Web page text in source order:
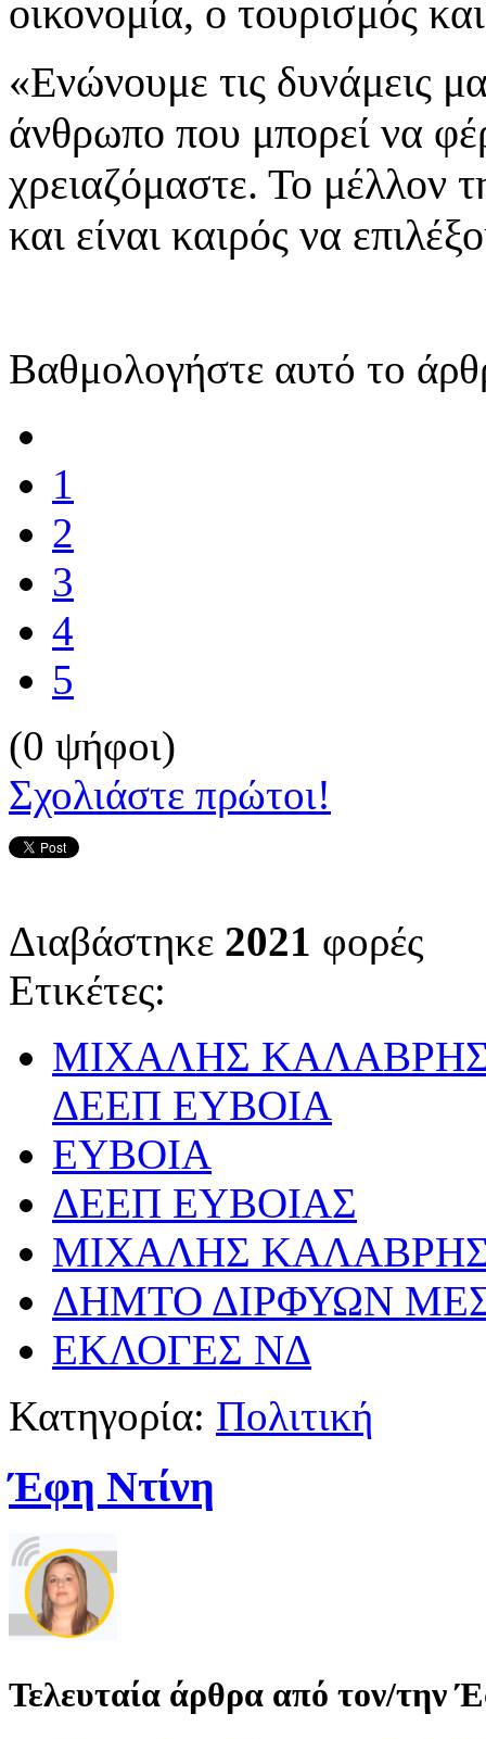
οικονομία, ο τουρισμός
«Ενώνουμε τις δυνάμεις
άνθρωπο που μπορεί να
χρειαζόμαστε. Το μέλλον
και είναι καιρός να
Βαθμολογήστε αυτό το
1
2
3
4
5
(0 ψήφοι)
Σχολιάστε πρώτοι!
Διαβάστηκε 2021 φορές
Ετικέτες:
ΜΙΧΑΛΗΣ
ΔΕΕΠ ΕΥΒΟΙΑ
ΕΥΒΟΙΑ
ΔΕΕΠ ΕΥΒΟΙΑΣ
ΜΙΧΑΛΗΣ
ΔΗΜΤΟ ΔΙΡΦΥΩΝ
ΕΚΛΟΓΕΣ ΝΔ
Κατηγορία: Πολιτική
Έφη Ντίνη
Τελευταία άρθρα από τον/την